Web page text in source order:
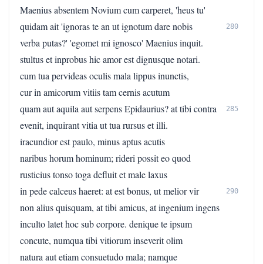
Maenius absentem Novium cum carperet, 'heus tu'
quidam ait 'ignoras te an ut ignotum dare nobis
280
verba putas?' 'egomet mi ignosco' Maenius inquit.
stultus et inprobus hic amor est dignusque notari.
cum tua pervideas oculis mala lippus inunctis,
cur in amicorum vitiis tam cernis acutum
quam aut aquila aut serpens Epidaurius? at tibi contra
285
evenit, inquirant vitia ut tua rursus et illi.
iracundior est paulo, minus aptus acutis
naribus horum hominum; rideri possit eo quod
rusticius tonso toga defluit et male laxus
in pede calceus haeret: at est bonus, ut melior vir
290
non alius quisquam, at tibi amicus, at ingenium ingens
inculto latet hoc sub corpore. denique te ipsum
concute, numqua tibi vitiorum inseverit olim
natura aut etiam consuetudo mala; namque